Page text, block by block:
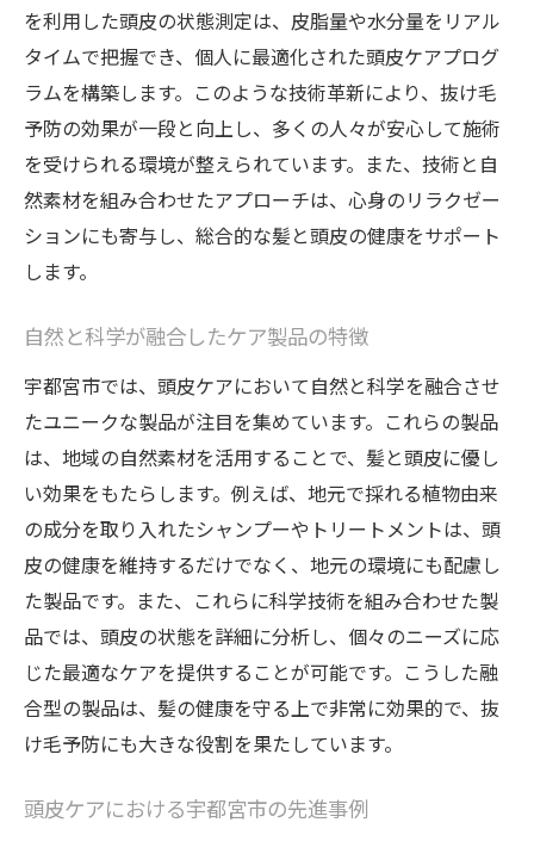
を利用した頭皮の状態測定は、皮脂量や水分量をリアル
タイムで把握でき、個人に最適化された頭皮ケアプログ
ラムを構築します。このような技術革新により、抜け毛
予防の効果が一段と向上し、多くの人々が安心して施術
を受けられる環境が整えられています。また、技術と自
然素材を組み合わせたアプローチは、心身のリラクゼー
ションにも寄与し、総合的な髪と頭皮の健康をサポート
します。
自然と科学が融合したケア製品の特徴
宇都宮市では、頭皮ケアにおいて自然と科学を融合させ
たユニークな製品が注目を集めています。これらの製品
は、地域の自然素材を活用することで、髪と頭皮に優し
い効果をもたらします。例えば、地元で採れる植物由来
の成分を取り入れたシャンプーやトリートメントは、頭
皮の健康を維持するだけでなく、地元の環境にも配慮し
た製品です。また、これらに科学技術を組み合わせた製
品では、頭皮の状態を詳細に分析し、個々のニーズに応
じた最適なケアを提供することが可能です。こうした融
合型の製品は、髪の健康を守る上で非常に効果的で、抜
け毛予防にも大きな役割を果たしています。
頭皮ケアにおける宇都宮市の先進事例